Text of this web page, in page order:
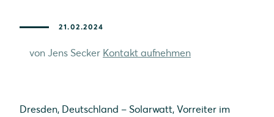
21.02.2024
von Jens Secker Kontakt aufnehmen
Dresden, Deutschland – Solarwatt, Vorreiter im